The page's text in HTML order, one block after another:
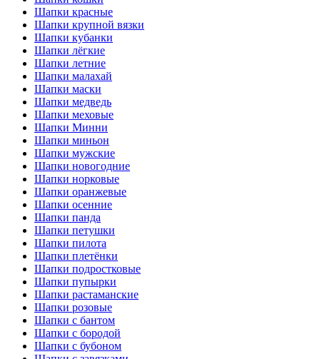
Шапки красные
Шапки крупной вязки
Шапки кубанки
Шапки лёгкие
Шапки летние
Шапки малахай
Шапки маски
Шапки медведь
Шапки меховые
Шапки Минни
Шапки миньон
Шапки мужские
Шапки новогодние
Шапки норковые
Шапки оранжевые
Шапки осенние
Шапки панда
Шапки петушки
Шапки пилота
Шапки плетёнки
Шапки подростковые
Шапки пупырки
Шапки растаманские
Шапки розовые
Шапки с бантом
Шапки с бородой
Шапки с бубоном